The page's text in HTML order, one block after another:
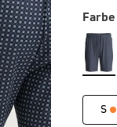
Farbe
S